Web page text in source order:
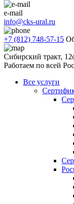
e-mail
info@cks-ural.ru
+7 (812) 748-57-15
Сибирский тракт,
Работаем по всей
Все услуги